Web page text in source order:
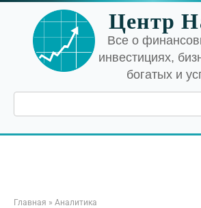
Перейти
контенту
Центр
Все о
инвестициях,
богатых и
Поиск:
Главная » Аналитика